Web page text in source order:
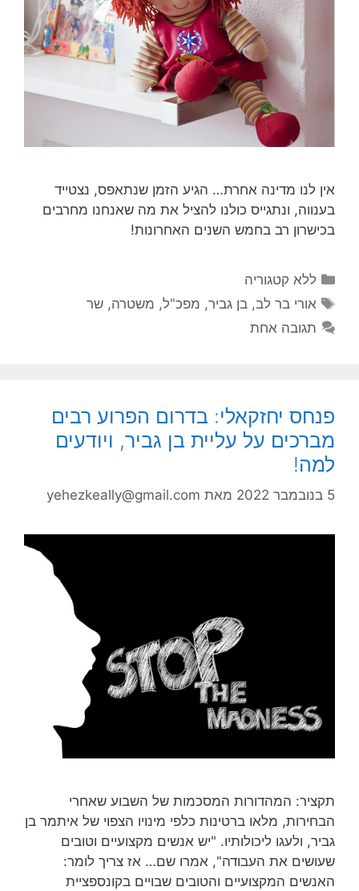
אין לנו מדינה אחרת… הגיע הזמן שנתאפס, נצטייד
בענווה, ונתגייס כולנו להציל את מה שאנחנו מחרבים
בכישרון רב בחמש השנים האחרונות!
קטגוריות
ללא קטגוריה
תגיות
אורי בר לב,בן גביר, מפכ"ל, משטרה,שר
תגובה אחת
פנחס יחזקאלי: בדרום הפרוע רבים
מברכים על עליית בן גביר, ויודעים
למה!
5 בנובמבר 2022 מאת yehezkeally@gmail.com
תקציר: המהדורות המסכמות של השבוע שאחרי
הבחירות, מלאו ברטינות כלפי מינויו הצפוי של איתמר בן
גביר, ולעגו ליכולותיו. "יש אנשים מקצועיים וטובים
שעושים את העבודה", אמרו שם… אז צריך לומר:
האנשים המקצועיים והטובים שבויים בקונספציית